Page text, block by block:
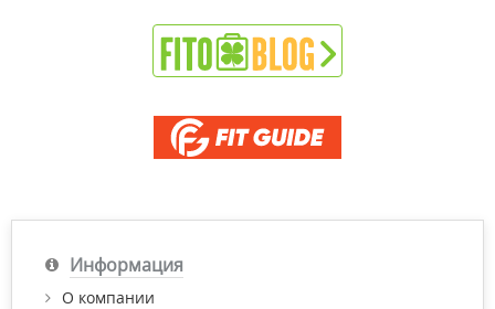
Информация
О компании